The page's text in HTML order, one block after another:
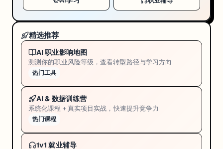
精选推荐
AI 职业影响地图
测测你的职业风险等级，查看转型路径与学习方向
热门工具
AI & 数据训练营
系统化课程 + 真实项目实战，快速提升竞争力
热门课程
1v1 就业辅导